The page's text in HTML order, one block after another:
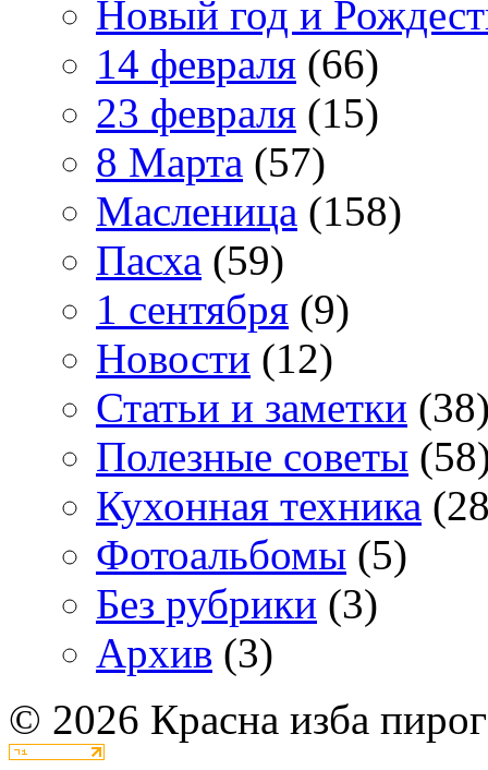
Новый год и
14 февраля (66)
23 февраля (15)
8 Марта (57)
Масленица (158)
Пасха (59)
1 сентября (9)
Новости (12)
Статьи и заметки
Полезные советы
Кухонная техника
Фотоальбомы (5)
Без рубрики (3)
Архив (3)
© 2026 Красна изба